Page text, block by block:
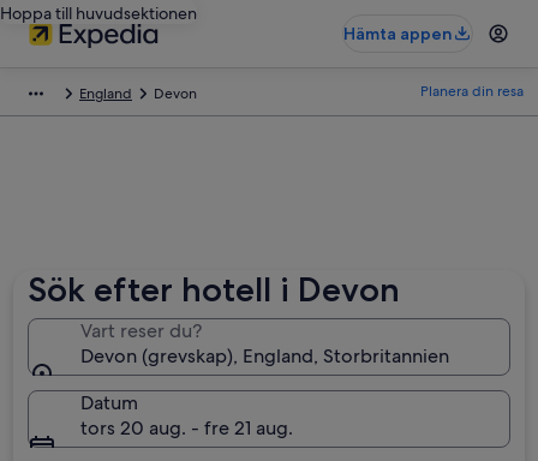
Hoppa till huvudsektionen
Hämta appen
England Devon Planera din resa
Sök efter hotell i Devon
Vart reser du?
Devon (grevskap), England, Storbritannien
Datum
tors 20 aug. - fre 21 aug.